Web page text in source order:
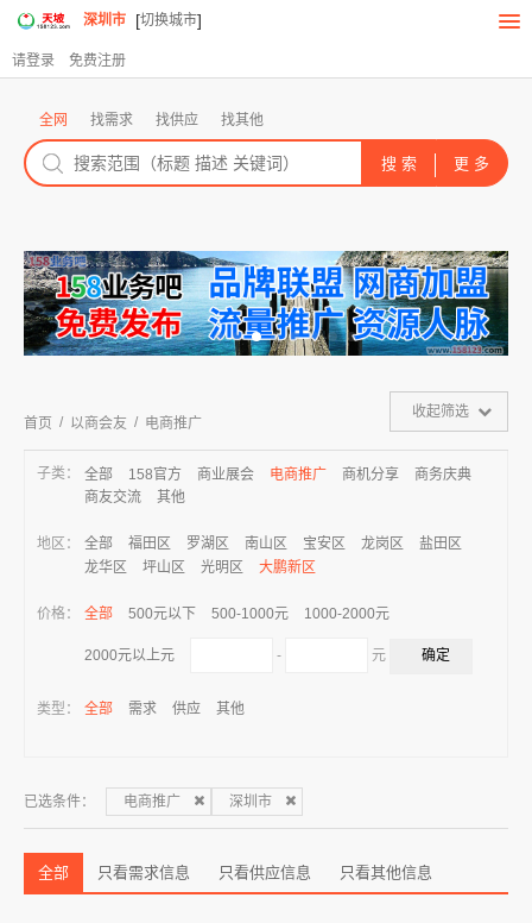
深圳市 [切换城市]
请登录 免费注册
全网 找需求 找供应 找其他
首页 / 以商会友 / 电商推广
收起筛选
子类： 全部 158官方 商业展会 电商推广 商机分享
商务庆典
商友交流
其他
地区： 全部 福田区 罗湖区 南山区 宝安区 龙岗区
盐田区
龙华区
坪山区 光明区 大鹏新区
价格： 全部 500元以下 500-1000元 1000-2000元
2000元以上元 - 元
类型： 全部 需求 供应 其他
已选条件： 电商推广 深圳市
全部 只看需求信息 只看供应信息 只看其他信息